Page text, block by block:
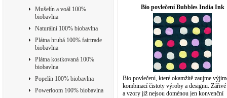
Mušelín a voál 100%
biobavlna
Naturální 100% biobavlna
Plátna hrubá 100% fairtrade
biobavlna
Plátna kostkovaná 100%
biobavlna
Popelín 100% biobavlna
Powerloom 100% biobavlna
Bio povlečení Bubbles India Ink
Bio povlečení, které okamžitě zaujme
kombinací čistoty výroby a designu.
a vzory již nejsou doménou jen konvenční